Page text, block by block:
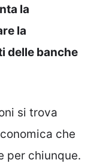
la
la
delle banche
si trova
che
per chiunque.